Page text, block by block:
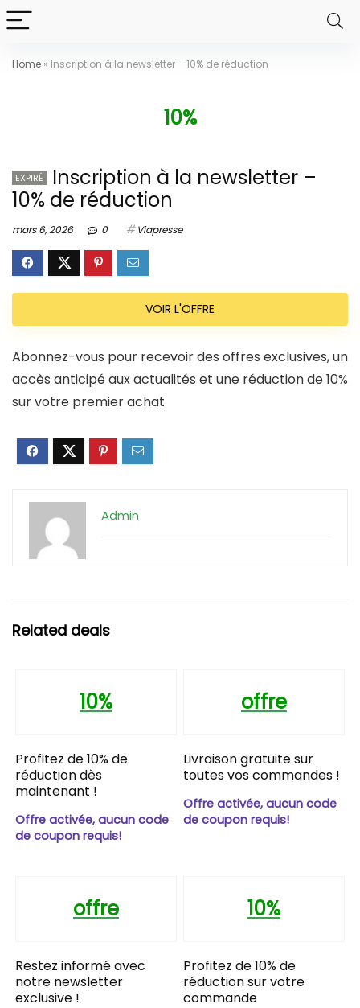
Home » Inscription à la newsletter – 10% de réduction
10%
EXPIRÉ
Inscription à la newsletter –
10% de réduction
mars 6, 2026 0 Viapresse
VOIR L'OFFRE
Abonnez-vous pour recevoir des offres exclusives, un
accès anticipé aux actualités et une réduction de 10%
sur votre premier achat.
Admin
Related deals
10%
Profitez de 10% de
réduction dès
maintenant !
Offre activée, aucun code
de coupon requis!
offre
Livraison gratuite sur
toutes vos commandes !
Offre activée, aucun code
de coupon requis!
offre
Restez informé avec
notre newsletter
exclusive !
10%
Profitez de 10% de
réduction sur votre
commande